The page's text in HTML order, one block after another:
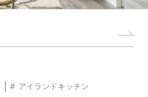
アイランドキッチン